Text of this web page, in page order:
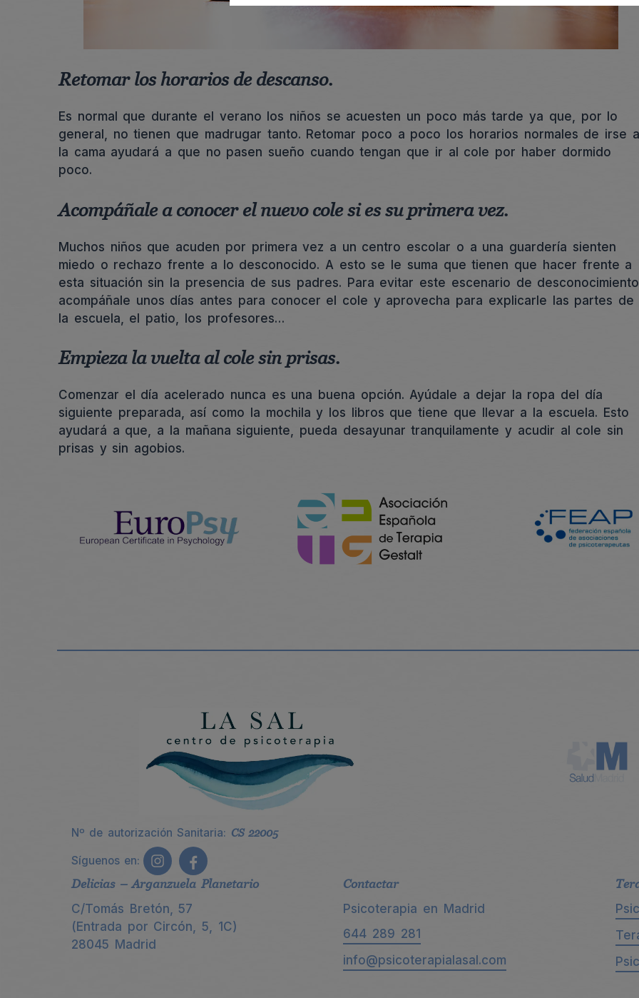
Retomar los horarios de descanso.
Es normal que durante el verano los niños se acuesten un poco más tarde ya que, por lo
general, no tienen que madrugar tanto. Retomar poco a poco los horarios normales de irse a
la cama ayudará a que no pasen sueño cuando tengan que ir al cole por haber dormido
poco.
Acompáñale a conocer el nuevo cole si es su primera vez.
Muchos niños que acuden por primera vez a un centro escolar o a una guardería sienten
miedo o rechazo frente a lo desconocido. A esto se le suma que tienen que hacer frente a
esta situación sin la presencia de sus padres. Para evitar este escenario de
acompáñale unos días antes para conocer el cole y aprovecha para explicarle las partes de
la escuela, el patio, los profesores…
Empieza la vuelta al cole sin prisas.
Comenzar el día acelerado nunca es una buena opción. Ayúdale a dejar la ropa del día
siguiente preparada, así como la mochila y los libros que tiene que llevar a la escuela. Esto
ayudará a que, a la mañana siguiente, pueda desayunar tranquilamente y acudir al cole sin
prisas y sin agobios.
Nº de autorización Sanitaria: CS 22005
Síguenos en:
Delicias – Arganzuela Planetario
C/Tomás Bretón, 57
(Entrada por Circón, 5, 1C)
28045 Madrid
Contactar
Psicoterapia en Madrid
644 289 281
info@psicoterapialasal.com